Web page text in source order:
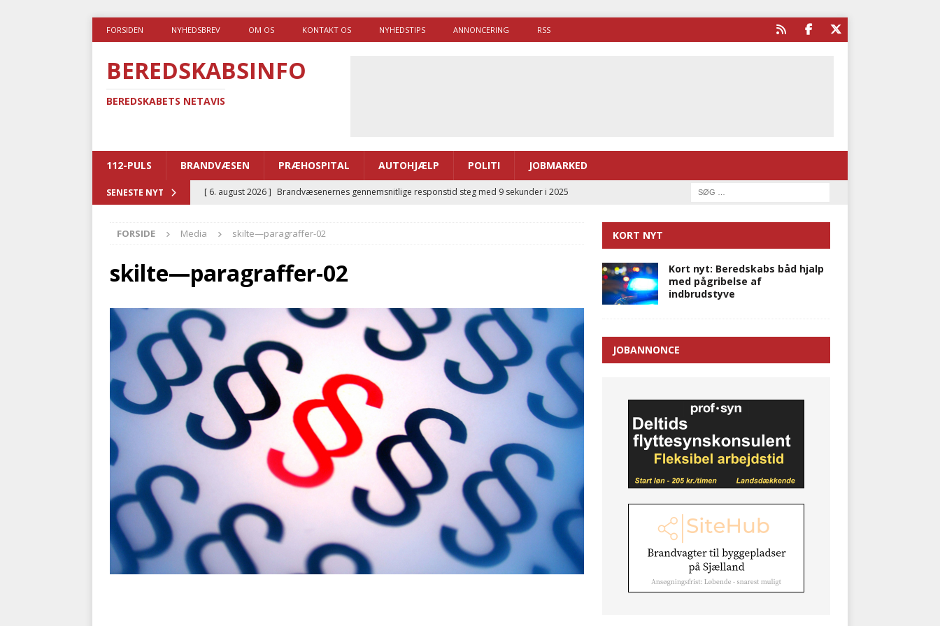
FORSIDEN NYHEDSBREV OM OS KONTAKT OS NYHEDSTIPS ANNONCERING RSS
BEREDSKABSINFO
BEREDSKABETS NETAVIS
112-PULS BRANDVÆSEN PRÆHOSPITAL AUTOHJÆLP POLITI JOBMARKED
SENESTE NYT [ 6. august 2026 ] Brandvæsenernes gennemsnitlige responstid steg med 9 sekunder i 2025
[ 5. august 2026 ] Advarer: Udløb af sygetransporttilladelser kan sende 400.000 kørsler over
PRÆHOSPITAL
[ 5. august 2026 ]
[ 4. august 2026 ] Brandvæsenerne brugte lidt længere tid på at komme af sted i 2025
BRANDVÆSEN
[ 7. august 2026 ]
Branche kræver at beskyttelseskøretøjer bliver lovpligtige ved arbejde i
nødsporet
AUTOHJÆLP
FORSIDE Media skilte—paragraffer-02
skilte—paragraffer-02
KORT NYT
Kort nyt: Beredskabs båd hjalp
med pågribelse af
indbrudstyve
JOBANNONCE